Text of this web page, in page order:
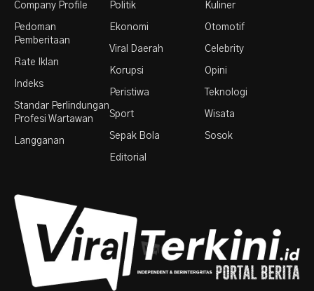
Company Profile
Pedoman
Pemberitaan
Rate Iklan
Indeks
Standar Perlindungan
Profesi Wartawan
Langganan
Politik
Ekonomi
Viral Daerah
Korupsi
Peristiwa
Sport
Sepak Bola
Editorial
Kuliner
Otomotif
Celebrity
Opini
Teknologi
Wisata
Sosok